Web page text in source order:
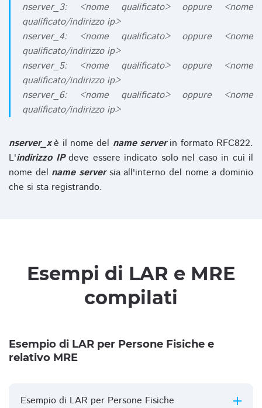
nserver_3: <nome qualificato> oppure <nome
qualificato/indirizzo ip>
nserver_4: <nome qualificato> oppure <nome
qualificato/indirizzo ip>
nserver_5: <nome qualificato> oppure <nome
qualificato/indirizzo ip>
nserver_6: <nome qualificato> oppure <nome
qualificato/indirizzo ip>
nserver_xè il nome del name serverin formato RFC822.
L'indirizzo IPdeve essere indicato solo nel caso in cui il
nome del name serversia all'interno del nome a dominio
che si sta registrando.
Esempi di LAR e MRE
compilati
Esempio di LAR per Persone Fisiche e
relativo MRE
Esempio di LAR per Persone Fisiche